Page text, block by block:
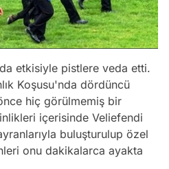
da etkisiyle pistlere veda etti.
Koşusu'nda dördüncü
hiç görülmemiş bir
içerisinde Veliefendi
buluşturulup özel
onu dakikalarca ayakta